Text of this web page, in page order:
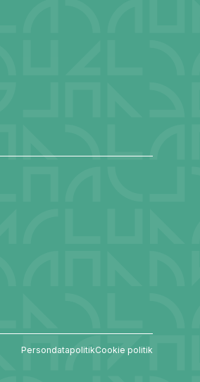
PersondatapolitikCookie politik